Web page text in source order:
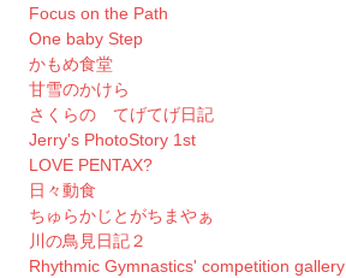
Focus on the Path
One baby Step
かもめ食堂
甘雪のかけら
さくらの てげてげ日記
Jerry's PhotoStory 1st
LOVE PENTAX?
日々動食
ちゅらかじとがちまやぁ
川の鳥見日記２
Rhythmic Gymnastics' competition gallery